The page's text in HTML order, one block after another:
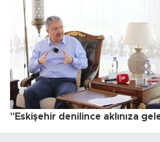
"Eskişehir denilince aklınıza